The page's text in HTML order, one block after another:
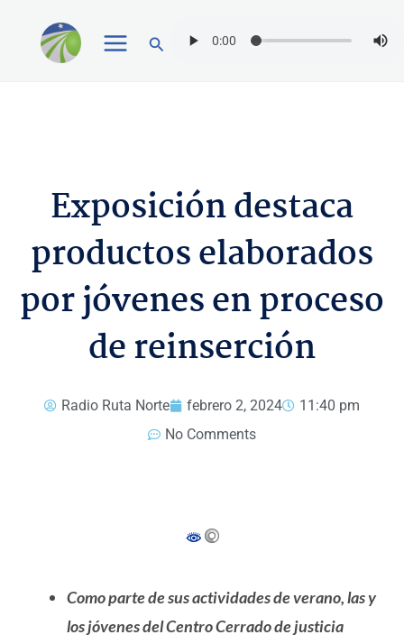
Buscar
Exposición destaca
productos elaborados
por jóvenes en proceso
de reinserción
Radio Ruta Norte febrero 2, 2024
11:40 pm
No Comments
Como parte de sus actividades de verano, las y
los jóvenes del Centro Cerrado de justicia